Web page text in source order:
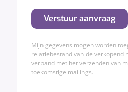
Verstuur aanvraag
Mijn gegevens mogen worden
relatiebestand van de verkopend
verband met het verzenden van
toekomstige mailings.